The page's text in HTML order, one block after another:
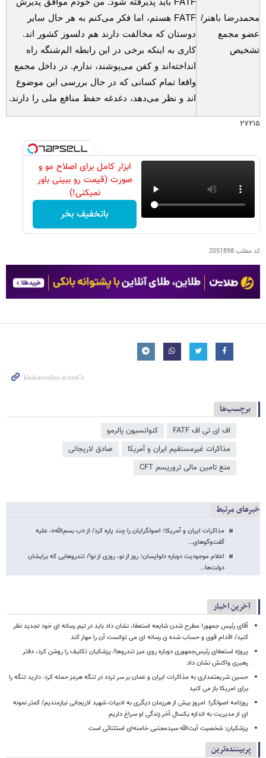
محمدرضا باهنر/
عضو مجمع
تشخیص
FATF باید پذیرفته شود. من خودم موافق پذیرش
FATF هستم، اما فکر می‌کنم به هر حال سایر
دوستان که مخالفت دارند هم دلسوز کشور اند.
کاری به اینکه برخی در این رابطه الم‌شنگه راه
انداخته‌اند و کفن می‌پوشند، ندارم. در داخل مجمع
واقعا تمام کسانی که در حال بررسی این موضوع
اند و نظر می‌دهد، دغدغه حفظ منافع ملی را دارند.
۲۷۲۱۵
ابزار کامل برای اصلاح مو و
صورت (قیمت رو ببینی باور
نمیکنی!)
باتخفیف بخر
کد مطلب2051898
برچسب‌ها
اف ای تی اف FATF
کنوانسیون پالرمو
مذاكرات غيرمستقيم ايران و آمریکا
صادق لاریجانی
منع تامین مالی تروریسم CFT
خبرهای مرتبط
مذاکرات ایران و آمریکا؛ اصولگرایان را چند پاره کرد/ از «ب بسم‌الله»، علیه
گفت‌وگوهای…
اعلام موجودیت دوباره دلواپسان؛ روز از نو، روزی از نو!/ تندروهایی که برایشان
دولت‌ها…
آخرین اخبار
آقای رئیس جمهور! مطرح شدن شایعه استعفا، نشان داد باید در تیم رسانه ای خود تجدید نظر
کنید/ اقدام قوی و حساب شده ی رسانه ای می توانست آن را مهار کند
پروژه استعفای رئیس‌جمهوری دوباره روی میز تندروها/ پزشکیان تکلیف را روشن کرد، دفتر
رهبری واکنش نشان داد
حسین شریعتمداری به مذاکرات ایران و عمان بر سر تردد در تنگه هرمز حمله کرد: دارید تنگه را
برای امریکا باز می کنید
روزنامه اصولگرا: امروز بیش از هرزمان دیگری به ادبیات شهید لاریجانی نیازمندیم/ کمتر نمونه
ای از مدیریت به اندازه یکسال آخر زندگی او سراغ داریم
پزشکیان: شخصیت آیت‌الله سیدمجتبی خامنه‌ای استثنائی است
پربیننده‌ترین